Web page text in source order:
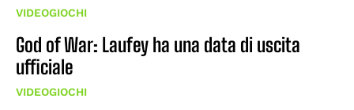
VIDEOGIOCHI
God of War: Laufey ha una data di uscita
ufficiale
VIDEOGIOCHI